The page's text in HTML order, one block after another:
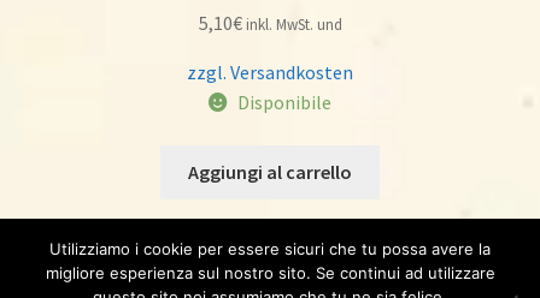
5,10€ inkl. MwSt. und
zzgl. Versandkosten
Disponibile
Aggiungi al carrello
Utilizziamo i cookie per essere sicuri che tu possa avere la
migliore esperienza sul nostro sito. Se continui ad utilizzare